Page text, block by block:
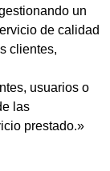
un
de calidad
clientes,
usuarios o
las
prestado.»